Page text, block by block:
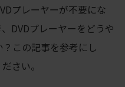
プレーヤーが不要にな
DVDプレーヤーをどうや
この記事を参考にし
さい。